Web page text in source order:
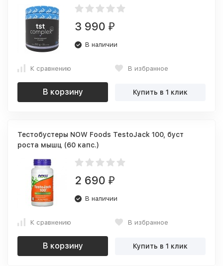
3 990 ₽
В наличии
К сравнению В избранное
В корзину Купить в 1 клик
Тестобустеры NOW Foods TestoJack 100, буст
роста мышц (60 капс.)
2 690 ₽
В наличии
К сравнению В избранное
В корзину Купить в 1 клик